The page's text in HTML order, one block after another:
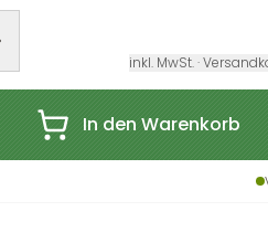
inkl. MwSt. ·
In den Warenkorb